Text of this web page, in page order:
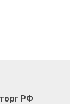
РФ